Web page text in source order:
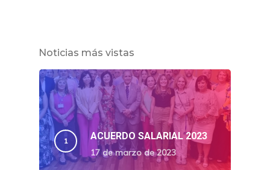
Noticias más vistas
ACUERDO SALARIAL 2023
17 de marzo de 2023